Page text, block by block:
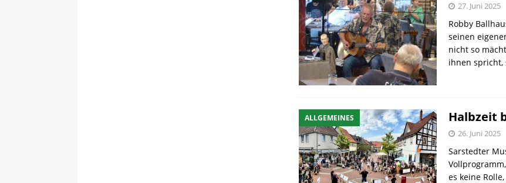
Sarstedter Geschichtskreis: Rätsel um Vossenhaus gelöst
LOKALES
Rettet die Quietscheentchen! Jetzt anmelden für die FITNASS-Tour im Innerstebad
27. Juni 2025
Robby
seinen
nicht so
ihnen spricht,
ALLGEMEINES Halbzeit
26. Juni 2025
Sarstedter
es keine